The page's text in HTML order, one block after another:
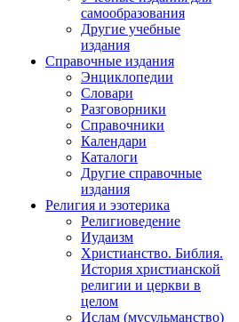
самообразования
Другие учебные
издания
Справочные издания
Энциклопедии
Словари
Разговорники
Справочники
Календари
Каталоги
Другие справочные
издания
Религия и эзотерика
Религиоведение
Иудаизм
Христианство. Библия.
История христианской
религии и церкви в
целом
Ислам (мусульманство)